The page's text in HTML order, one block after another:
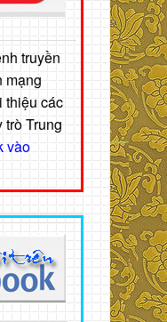
truyền
mạng
thiệu các
trò Trung
vào